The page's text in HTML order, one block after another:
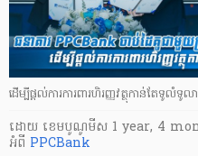
ដើម្បីផ្តល់ការការពារហិរញ្ញវត្ថុកាន់តែទូ
ដោយ ​ ខេមបូណូមីស 1 year, 4
អំពី PPCBank